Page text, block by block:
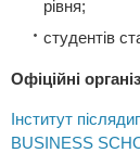
рівня;
студентів
Офіційні
Інститут
BUSINESS